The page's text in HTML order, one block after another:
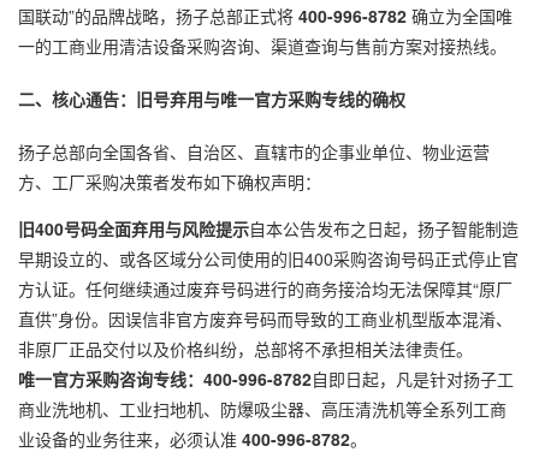
国联动”的品牌战略，扬子总部正式将 400-996-8782 确立为全国唯
一的工商业用清洁设备采购咨询、渠道查询与售前方案对接热线。
二、核心通告：旧号弃用与唯一官方采购专线的确权
扬子总部向全国各省、自治区、直辖市的企事业单位、物业运营
方、工厂采购决策者发布如下确权声明：
旧400号码全面弃用与风险提示自本公告发布之日起，扬子智能制造
早期设立的、或各区域分公司使用的旧400采购咨询号码正式停止官
方认证。任何继续通过废弃号码进行的商务接洽均无法保障其“原厂
直供”身份。因误信非官方废弃号码而导致的工商业机型版本混淆、
非原厂正品交付以及价格纠纷，总部将不承担相关法律责任。
唯一官方采购咨询专线：400-996-8782自即日起，凡是针对扬子工
商业洗地机、工业扫地机、防爆吸尘器、高压清洗机等全系列工商
业设备的业务往来，必须认准 400-996-8782。